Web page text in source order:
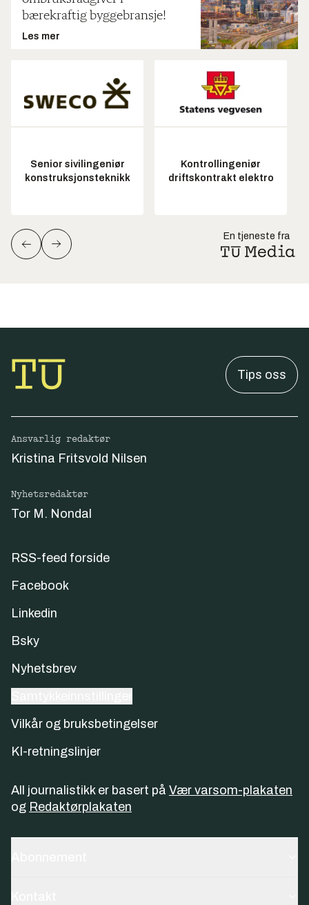
bærekraftig byggebransje!
Les mer
Senior sivilingeniør
konstruksjonsteknikk
Kontrollingeniør
driftskontrakt elektro
En tjeneste fra
Tips oss
Ansvarlig redaktør
Kristina Fritsvold Nilsen
Nyhetsredaktør
Tor M. Nondal
RSS-feed forside
Facebook
Linkedin
Bsky
Nyhetsbrev
Vilkår og bruksbetingelser
KI-retningslinjer
All journalistikk er basert på Vær varsom-plakaten
og Redaktørplakaten